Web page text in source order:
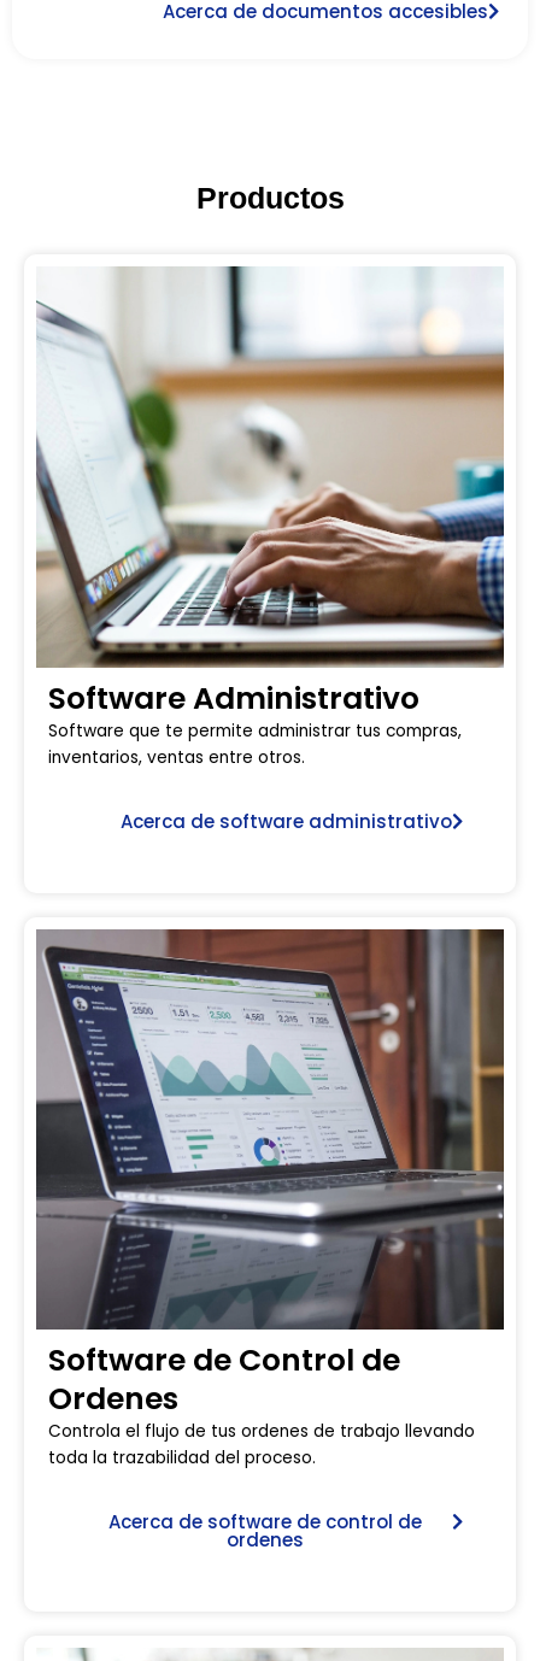
Acerca de documentos accesibles
Productos
Software Administrativo
Software que te permite administrar tus compras,
inventarios, ventas entre otros.
Acerca de software administrativo
Software de Control de
Ordenes
Controla el flujo de tus ordenes de trabajo llevando
toda la trazabilidad del proceso.
Acerca de software de control de
ordenes